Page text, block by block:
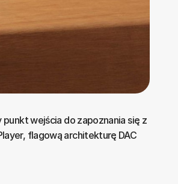
wejścia do zapoznania się z
flagową architekturę DAC